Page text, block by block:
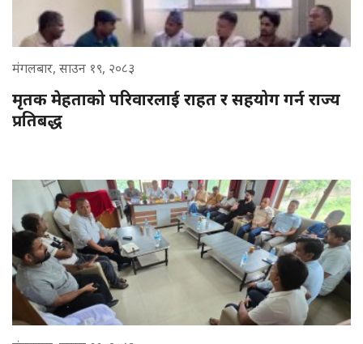
मंगलबार, साउन १९, २०८३
मृतक मेहताको परिवारलाई राहत र सहयोग गर्न राज्य
प्रतिबद्ध